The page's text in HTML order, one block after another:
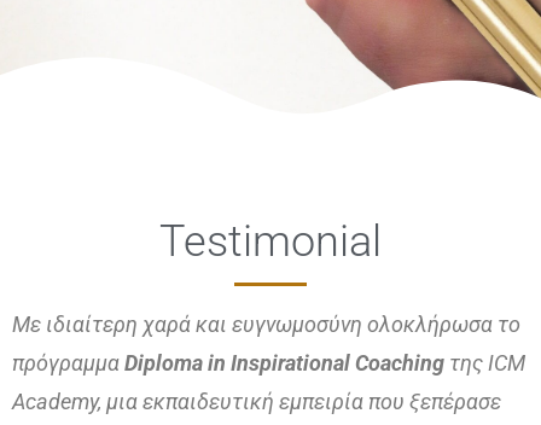
Testimonial
Με ιδιαίτερη χαρά και ευγνωμοσύνη ολοκλήρωσα το
πρόγραμμαDiploma in Inspirational Coaching της ICM
Academy, μια εκπαιδευτική εμπειρία που ξεπέρασε